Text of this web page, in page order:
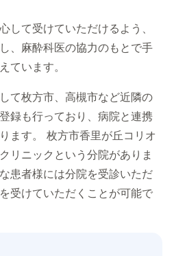
して受けていただけるよう、
、麻酔科医の協力のもとで手
ています。
て枚方市、高槻市など近隣の
録も行っており、病院と連携
ます。 枚方市香里が丘コリオ
リニックという分院がありま
患者様には分院を受診いただ
受けていただくことが可能で